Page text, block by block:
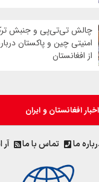
چالش تی‌تی‌پی و جنبش
امنیتی چین و پاکستان
از افغانستان
افغانستان و ایران
ما تماس با ما